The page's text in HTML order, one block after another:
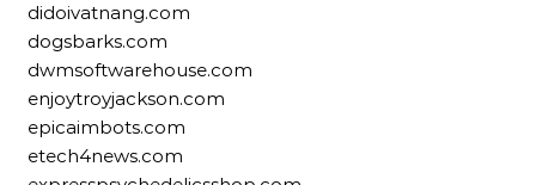
didoivatnang.com
dogsbarks.com
dwmsoftwarehouse.com
enjoytroyjackson.com
epicaimbots.com
etech4news.com